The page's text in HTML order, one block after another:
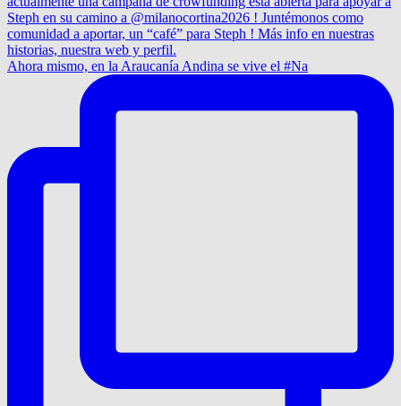
Ahora mismo, en la Araucanía Andina se vive el #Na